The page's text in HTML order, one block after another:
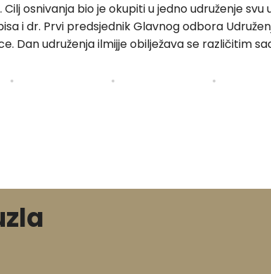
osnivanja bio je okupiti u jedno udruženje
i dr. Prvi predsjednik Glavnog odbora
Dan udruženja ilmijje obilježava se različitim